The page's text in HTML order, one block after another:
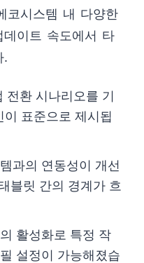
코시스템 내 다양한
이트 속도에서 타
.
전환 시나리오를 기
표준으로 제시됩
과의 연동성이 개선
블릿 간의 경계가 흐
활성화로 특정 작
설정이 가능해졌습